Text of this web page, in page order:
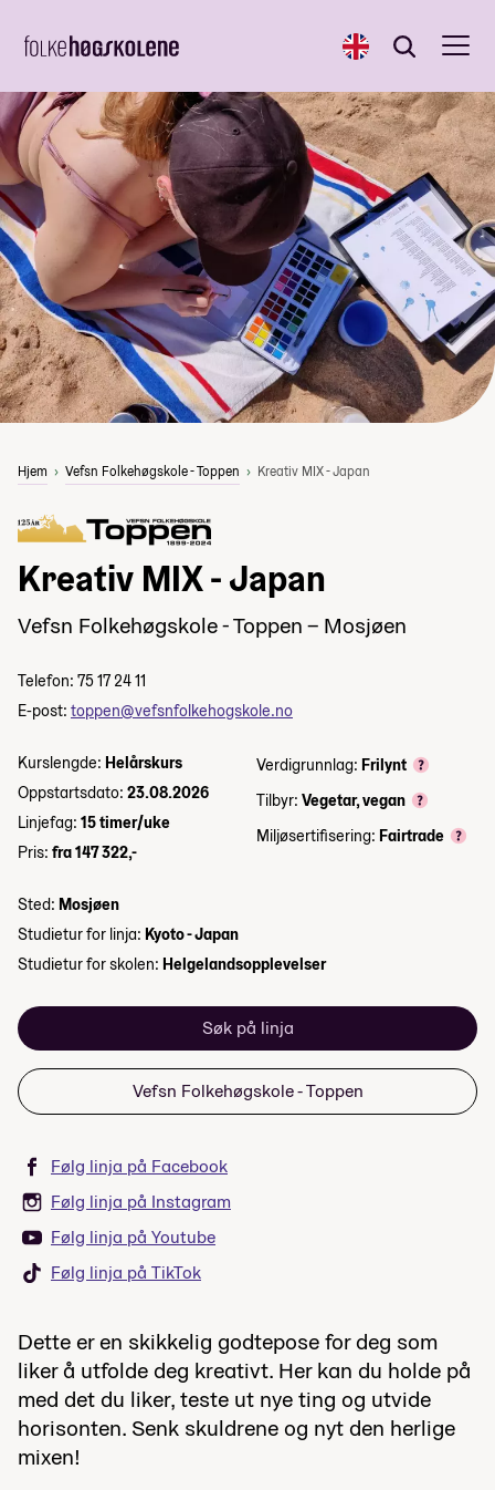
English Søk
Søk
Hjem Vefsn Folkehøgskole - Toppen Kreativ MIX - Japan
Kreativ MIX - Japan
Vefsn Folkehøgskole - Toppen – Mosjøen
Telefon: 75 17 24 11
E-post: toppen@vefsnfolkehogskole.no
Kurslengde: Helårskurs
Oppstartsdato: 23.08.2026
Linjefag: 15 timer/uke
Pris: fra 147 322,-
Verdigrunnlag: Frilynt
Tilbyr: Vegetar, vegan
Miljøsertifisering: Fairtrade
Sted: Mosjøen
Studietur for linja: Kyoto - Japan
Studietur for skolen: Helgelandsopplevelser
Søk på linja
Vefsn Folkehøgskole - Toppen
Følg linja på Facebook
Følg linja på Instagram
Følg linja på Youtube
Følg linja på TikTok
Dette er en skikkelig godtepose for deg som
liker å utfolde deg kreativt. Her kan du holde på
med det du liker, teste ut nye ting og utvide
horisonten. Senk skuldrene og nyt den herlige
mixen!